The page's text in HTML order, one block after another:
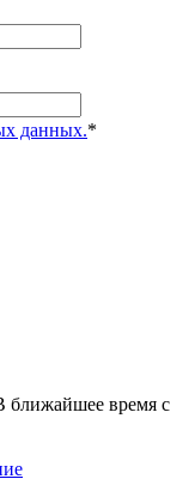
данных.*
ближайшее время с